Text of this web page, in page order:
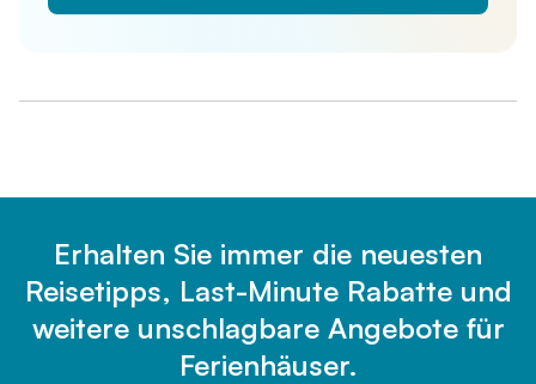
Erhalten Sie immer die neuesten
Reisetipps, Last-Minute Rabatte und
weitere unschlagbare Angebote für
Ferienhäuser.